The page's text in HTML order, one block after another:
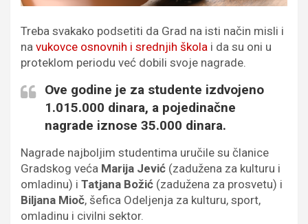
Treba svakako podsetiti da Grad na isti način misli i
na vukovce osnovnih i srednjih škola i da su oni u
proteklom periodu već dobili svoje nagrade.
Ove godine je za studente izdvojeno
1.015.000 dinara, a pojedinačne
nagrade iznose 35.000 dinara.
Nagrade najboljim studentima uručile su članice
Gradskog veća Marija Jević (zadužena za kulturu i
omladinu) i Tatjana Božić (zadužena za prosvetu) i
Biljana Mioč, šefica Odeljenja za kulturu, sport,
omladinu i civilni sektor.